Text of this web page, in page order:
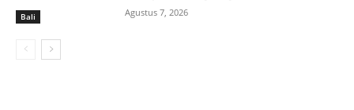
Bali Agustus 7, 2026